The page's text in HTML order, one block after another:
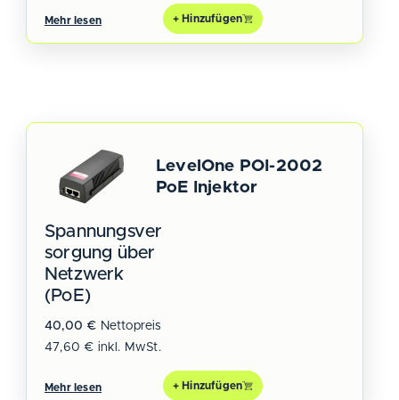
Mehr lesen + Hinzufügen
LevelOne POI-2002
PoE Injektor
Spannungsver
sorgung über
Netzwerk
(PoE)
40,00 € Nettopreis
47,60 € inkl. MwSt.
Mehr lesen + Hinzufügen